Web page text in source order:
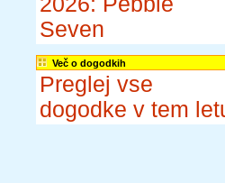
Seven
Več o dogodkih
Preglej vse
dogodke v tem